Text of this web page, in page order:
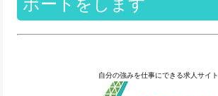
自分の強みを仕事にできる求人サイト